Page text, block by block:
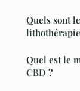
Quels sont
Quel est le
CBD ?